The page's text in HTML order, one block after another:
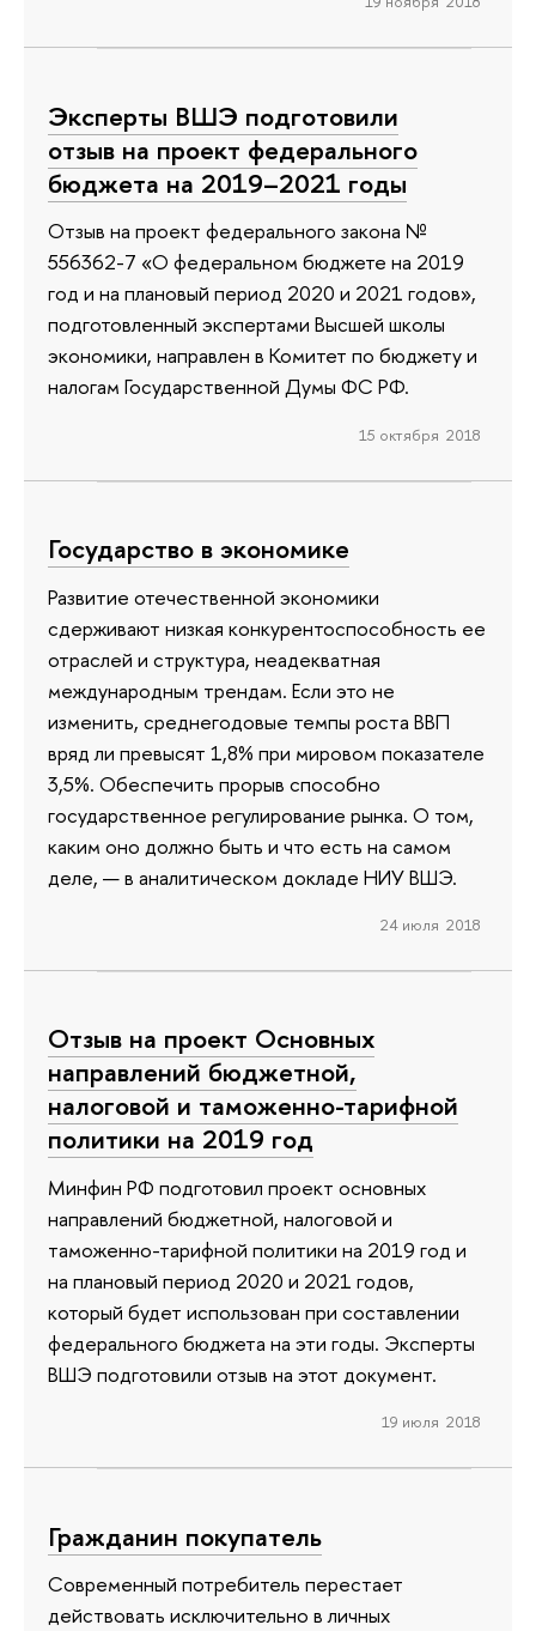
Эксперты ВШЭ подготовили
отзыв на проект федерального
бюджета на 2019–2021 годы
Отзыв на проект федерального закона №
556362-7 «О федеральном бюджете на 2019
год и на плановый период 2020 и 2021 годов»,
подготовленный экспертами Высшей школы
экономики, направлен в Комитет по бюджету и
налогам Государственной Думы ФС РФ.
15 октября 2018
Государство в экономике
Развитие отечественной экономики
сдерживают низкая конкурентоспособность ее
отраслей и структура, неадекватная
международным трендам. Если это не
изменить, среднегодовые темпы роста ВВП
вряд ли превысят 1,8% при мировом показателе
3,5%. Обеспечить прорыв способно
государственное регулирование рынка. О том,
каким оно должно быть и что есть на самом
деле, — в аналитическом докладе НИУ ВШЭ.
24 июля 2018
Отзыв на проект Основных
направлений бюджетной,
налоговой и таможенно-тарифной
политики на 2019 год
Минфин РФ подготовил проект основных
направлений бюджетной, налоговой и
таможенно-тарифной политики на 2019 год и
на плановый период 2020 и 2021 годов,
который будет использован при составлении
федерального бюджета на эти годы. Эксперты
ВШЭ подготовили отзыв на этот документ.
19 июля 2018
Гражданин покупатель
Современный потребитель перестает
действовать исключительно в личных